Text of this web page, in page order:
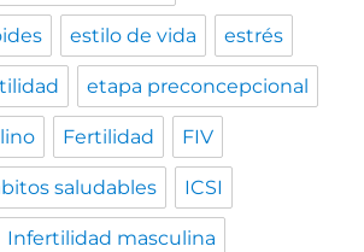
estilo de vida estrés
etapa preconcepcional
Fertilidad FIV
saludables ICSI
Infertilidad masculina